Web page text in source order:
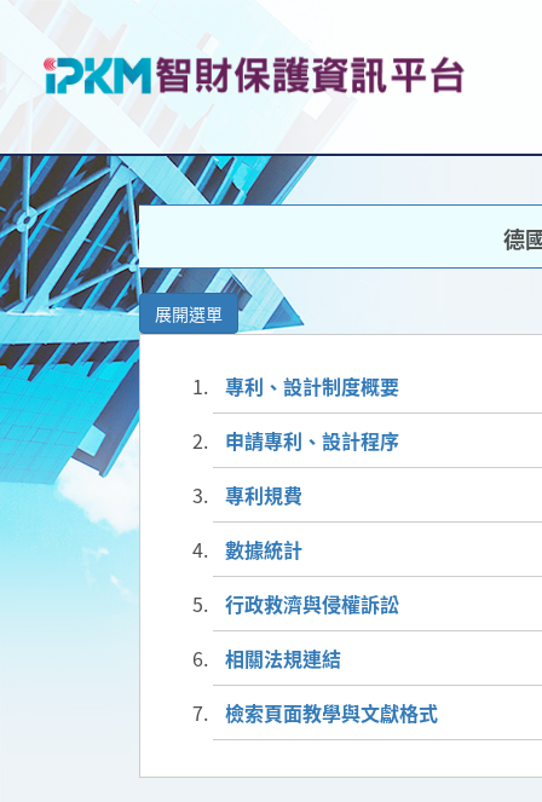
德
展開選單
專利、設計制度概要
申請專利、設計程序
專利規費
數據統計
行政救濟與侵權訴訟
相關法規連結
檢索頁面教學與文獻格式